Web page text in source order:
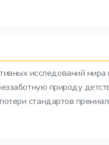
исследований мира
природу
стандартов